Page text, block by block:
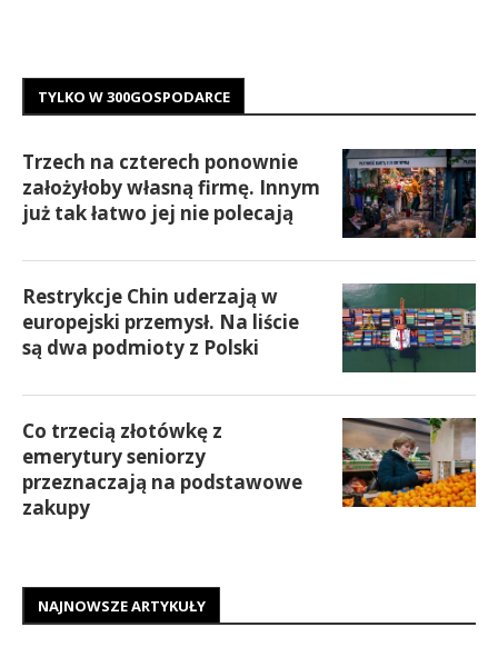
TYLKO W 300GOSPODARCE
Trzech na czterech ponownie
założyłoby własną firmę. Innym
już tak łatwo jej nie polecają
Restrykcje Chin uderzają w
europejski przemysł. Na liście
są dwa podmioty z Polski
Co trzecią złotówkę z
emerytury seniorzy
przeznaczają na podstawowe
zakupy
NAJNOWSZE ARTYKUŁY